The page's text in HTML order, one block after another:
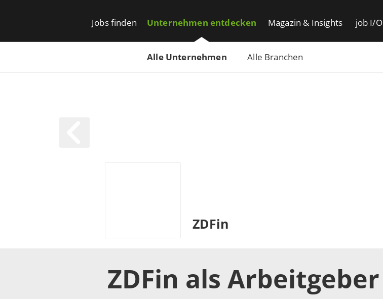
Jobs finden Unternehmen entdecken
Alle Unternehmen Alle Branchen
Magazin & Insights job I/O
ZDFin
ZDFin als Arbeitgeber